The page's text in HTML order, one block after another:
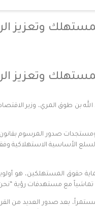
وتعزيز
وتعزيز
عبد الله بن طوق المري،
حقوق المستهلكين، هو
مع مستهدفات رؤية “نحن
بعد صدور العديد من